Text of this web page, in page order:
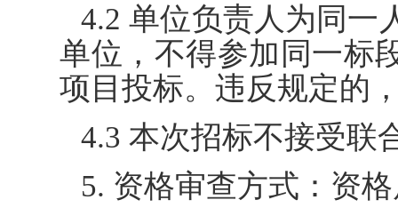
4.2 单位负责人为同一
单位，不得参加同一标
项目投标。违反规定的
4.3 本次招标不接受联
5. 资格审查方式：资